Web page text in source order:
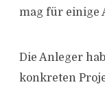
mag für einige
Die Anleger
konkreten